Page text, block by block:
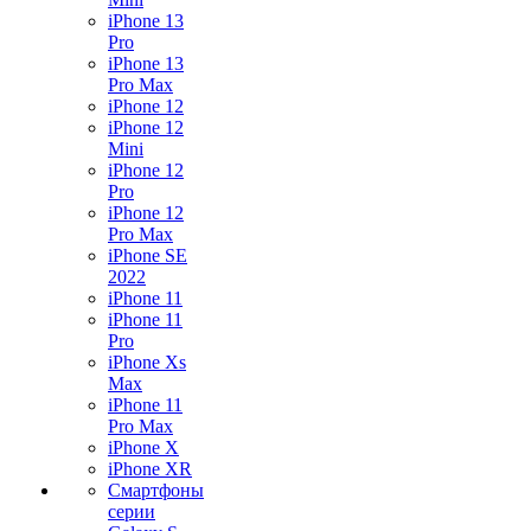
iPhone 13
Pro
iPhone 13
Pro Max
iPhone 12
iPhone 12
Mini
iPhone 12
Pro
iPhone 12
Pro Max
iPhone SE
2022
iPhone 11
iPhone 11
Pro
iPhone Xs
Max
iPhone 11
Pro Max
iPhone X
iPhone XR
Смартфоны
серии